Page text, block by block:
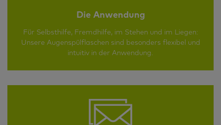
Die Anwendung
Für Selbsthilfe, Fremdhilfe, im Stehen und im Liegen:
Unsere Augenspülflaschen sind besonders flexibel und
intuitiv in der Anwendung.